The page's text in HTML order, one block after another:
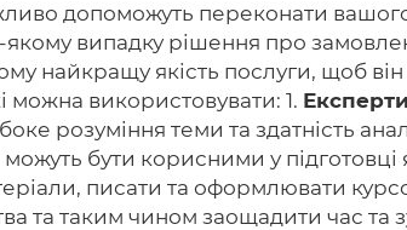
допоможуть переконати
якому випадку рішення про
найкращу якість послуги, щоб
можна використовувати: 1.
розуміння теми та здатність
бути корисними у підготовці
писати та оформлювати
та таким чином заощадити час та